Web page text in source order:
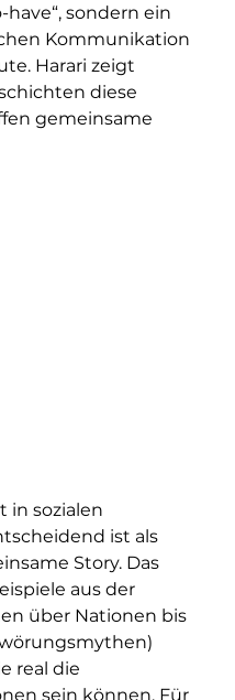
sondern ein
Kommunikation
Harari zeigt
diese
gemeinsame
in sozialen
ist als
Story. Das
aus der
über Nationen bis
real die
sein können. Für